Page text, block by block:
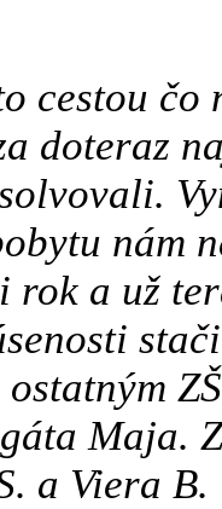
cestou
doteraz
nám
a už
Maja.
a Viera B.